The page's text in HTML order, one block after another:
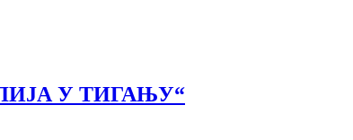
У ТИГАЊУ“